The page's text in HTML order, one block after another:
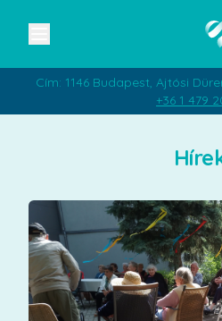
Cím: 1146 Budapest, Ajtósi
+36 1 479